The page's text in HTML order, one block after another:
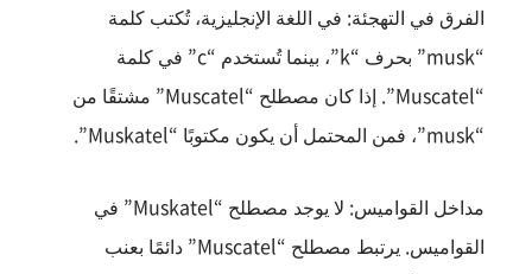
الفرق في التهجئة: في اللغة الإنجليزية، تُكتب كلمة
“musk” بحرف “k”، بينما تُستخدم “c” في كلمة
“Muscatel”. إذا كان مصطلح “Muscatel” مشتقًا من
“musk”، فمن المحتمل أن يكون مكتوبًا “Muskatel”.
مداخل القواميس: لا يوجد مصطلح “Muskatel” في
القواميس. يرتبط مصطلح “Muscatel” دائمًا بعنب